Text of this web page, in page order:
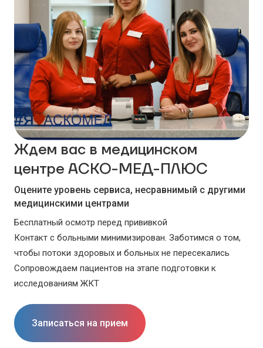
Ждем вас в медицинском
центре АСКО-МЕД-ПЛЮС
Оцените уровень сервиса, несравнимый с другими
медицинскими центрами
Бесплатный осмотр перед прививкой
Контакт с больными минимизирован. Заботимся о том,
чтобы потоки здоровых и больных не пересекались
Сопровождаем пациентов на этапе подготовки к
исследованиям ЖКТ
Записаться на прием